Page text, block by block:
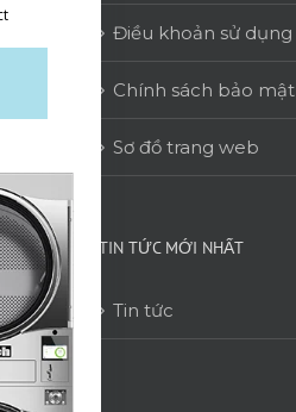
Điều khoản sử dụng
Chính sách bảo mật
Sơ đồ trang web
TIN TỨC MỚI NHẤT
Tin tức